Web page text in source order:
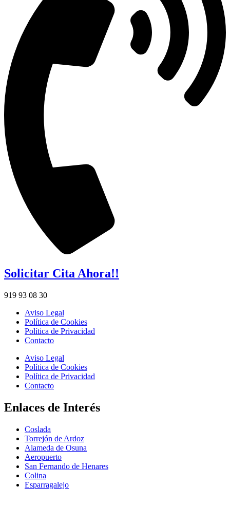
Solicitar Cita Ahora!!
919 93 08 30
Aviso Legal
Política de Cookies
Política de Privacidad
Contacto
Aviso Legal
Política de Cookies
Política de Privacidad
Contacto
Enlaces de Interés
Coslada
Torrejón de Ardoz
Alameda de Osuna
Aeropuerto
San Fernando de Henares
Colina
Esparragalejo